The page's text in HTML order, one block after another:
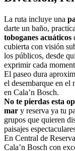
La ruta incluye una
darte un baño,
toboganes acuáticos
cubierta con visión
los públicos, desde
exprimir cada
El paseo dura
el desembarque en el
en Cala’n Bosch.
No te pierdas esta
mar y reserva ya tu
grupos que quieren
paisajes
En Central de
Cala’n Bosch con